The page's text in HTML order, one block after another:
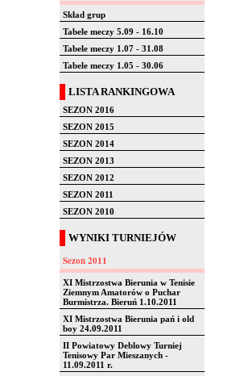
Skład grup
Tabele meczy 5.09 - 16.10
Tabele meczy 1.07 - 31.08
Tabele meczy 1.05 - 30.06
LISTA RANKINGOWA
SEZON 2016
SEZON 2015
SEZON 2014
SEZON 2013
SEZON 2012
SEZON 2011
SEZON 2010
WYNIKI TURNIEJÓW
Sezon 2011
XI Mistrzostwa Bierunia w Tenisie
Ziemnym Amatorów o Puchar
Burmistrza. Bieruń 1.10.2011
XI Mistrzostwa Bierunia pań i old
boy 24.09.2011
II Powiatowy Deblowy Turniej
Tenisowy Par Mieszanych -
11.09.2011 r.